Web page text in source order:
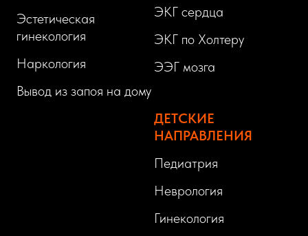
Эстетическая
гинекология
Наркология
Вывод из запоя на дому
ЭКГ сердца
ЭКГ по Холтеру
ЭЭГ мозга
ДЕТСКИЕ
НАПРАВЛЕНИЯ
Педиатрия
Неврология
Гинекология